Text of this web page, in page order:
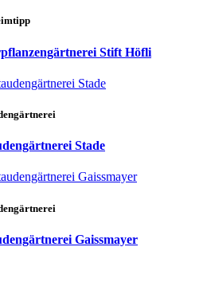
Stift Höfli
Stade
Gaissmayer